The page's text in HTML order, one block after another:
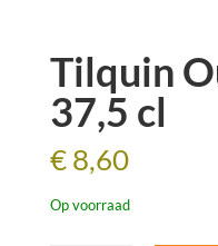
Tilquin
37,5 cl
€8,60
Op voorraad